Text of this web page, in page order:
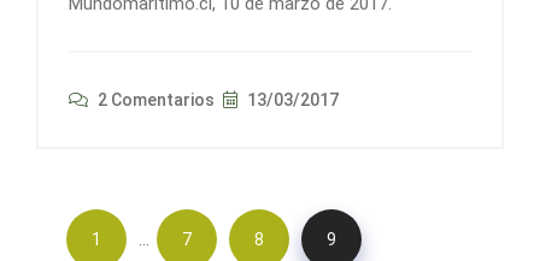
2 Comentarios 13/03/2017
1 … 7 8 9